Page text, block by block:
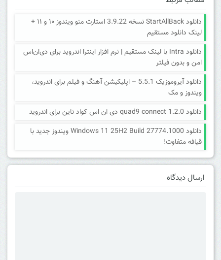
دانلود StartAllBack نسخه 3.9.22 استارت منو ویندوز ۱۰ و ۱۱ +
لینک دانلود مستقیم
دانلود Intra با لینک مستقیم | نرم افزار اینترا اندروید برای دی‌ان‌اس
امن و بدون فیلتر
دانلود آیروموزیک 5.5.1 – اپلیکیشن آهنگ و فیلم برای اندروید،
ویندوز و مک
دانلود quad9 connect 1.2.0 دی ان اس کواد ناین برای اندروید
دانلود Windows 11 25H2 Build 27774.1000 ویندوز جدید با
قیافه متفاوت!
ارسال دیدگاه